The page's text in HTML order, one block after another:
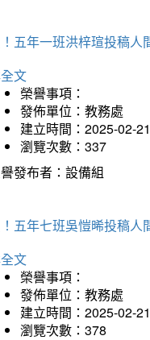
五年一班洪梓瑄投稿人
文
榮譽事項：
發佈單位：教務處
建立時間：2025-02-21
瀏覽次數：337
發布者：設備組
五年七班吳愷晞投稿人
文
榮譽事項：
發佈單位：教務處
建立時間：2025-02-21
瀏覽次數：378